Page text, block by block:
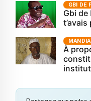
GBI DE
Gbi de
À